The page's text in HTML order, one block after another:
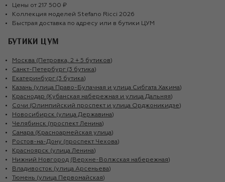
Цены от 217 500 ₽
Коллекция моделей Stefano Ricci 2026
Быстрая доставка по адресу или в бутики ЦУМ
БУТИКИ ЦУМ
Москва (Петровка, 2 + 5 бутиков)
Санкт-Петербург (3 бутика)
Екатеринбург (3 бутика)
Казань (улица Право-Булачная и улица Сибгата Хакима)
Краснодар (Кубанская набережная и улица Дальняя)
Сочи (Олимпийский проспект и улица Орджоникидзе)
Новосибирск (улица Державина)
Челябинск (проспект Ленина)
Самара (Красноармейская улица)
Ростов-на-Дону (проспект Чехова)
Красноярск (улица Ленина)
Нижний Новгород (Верхне-Волжская набережная)
Владивосток (улица Арсеньева)
Тюмень (улица Первомайская)